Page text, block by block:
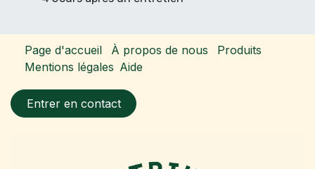
Page d'accueil À propos de nous
Produits
Mentions légales Aide
Entrer en contact